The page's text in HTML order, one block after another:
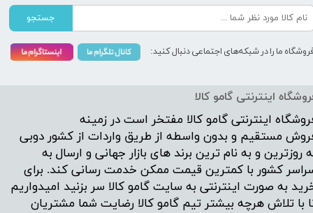
اینترنتی گامو کالا
اینترنتی گامو کالا مفتخر است در زمینه
مستقیم و بدون واسطه از طریق واردات از کشور دوبی
روزترین و به نام ترین برند های بازار جهانی و ارسال به
کشور با کمترین قیمت ممکن خدمت رسانی کند. برای
به صورت اینترنتی به سایت گامو کالا سر بزنید امیدواریم
با تلاش هرچه بیشتر تیم گامو کالا رضایت شما مشتریان
جستجو
ما را در شبکه‌های اجتماعی دنبال کنید: